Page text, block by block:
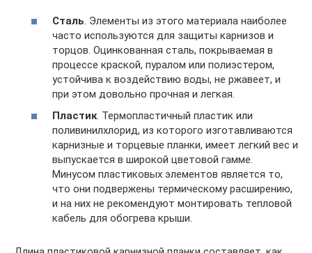
Сталь. Элементы из этого материала наиболее
часто используются для защиты карнизов и
торцов. Оцинкованная сталь, покрываемая в
процессе краской, пуралом или полиэстером,
устойчива к воздействию воды, не ржавеет, и
при этом довольно прочная и легкая.
Пластик. Термопластичный пластик или
поливинилхлорид, из которого изготавливаются
карнизные и торцевые планки, имеет легкий вес и
выпускается в широкой цветовой гамме.
Минусом пластиковых элементов является то,
что они подвержены термическому расширению,
и на них не рекомендуют монтировать тепловой
кабель для обогрева крыши.